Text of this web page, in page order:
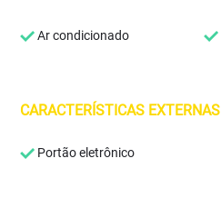
Ar condicionado
CARACTERÍSTICAS EXTERNAS
Portão eletrônico